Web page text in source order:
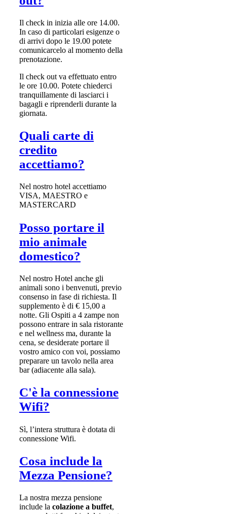
Il check in inizia alle ore 14.00.
In caso di particolari esigenze o
di arrivi dopo le 19.00 potete
comunicarcelo al momento della
prenotazione.
Il check out va effettuato entro
le ore 10.00. Potete chiederci
tranquillamente di lasciarci i
bagagli e riprenderli durante la
giornata.
Quali carte di
credito
accettiamo?
Nel nostro hotel accettiamo
VISA, MAESTRO e
MASTERCARD
Posso portare il
mio animale
domestico?
Nel nostro Hotel anche gli
animali sono i benvenuti, previo
consenso in fase di richiesta. Il
supplemento è di € 15,00 a
notte. Gli Ospiti a 4 zampe non
possono entrare in sala ristorante
e nel wellness ma, durante la
cena, se desiderate portare il
vostro amico con voi, possiamo
preparare un tavolo nella area
bar (adiacente alla sala).
C'è la connessione
Wifi?
Sì, l’intera struttura è dotata di
connessione Wifi.
Cosa include la
Mezza Pensione?
La nostra mezza pensione
include la colazione a buffet,